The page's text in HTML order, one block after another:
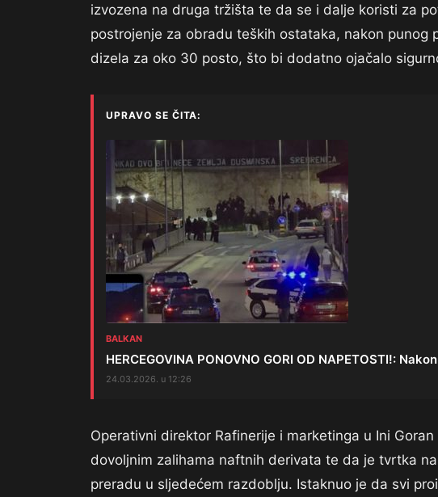
izvozena na druga tržišta te da se i dalje koristi za
postrojenje za obradu teških ostataka, nakon punog
dizela za oko 30 posto, što bi dodatno ojačalo
UPRAVO SE ČITA:
BALKAN
HERCEGOVINA PONOVNO GORI OD NAPETOSTI!:
24.03.2026. u 12:26
Operativni direktor Rafinerije i marketinga u Ini
dovoljnim zalihama naftnih derivata te da je tvrtka
preradu u sljedećem razdoblju. Istaknuo je da svi